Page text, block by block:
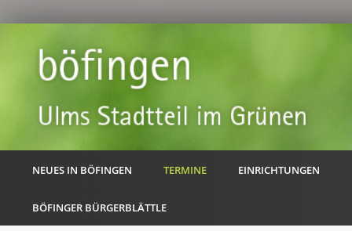
NEUES IN BÖFINGEN TERMINE EINRICHTUNGEN
BÖFINGER BÜRGERBLÄTTLE